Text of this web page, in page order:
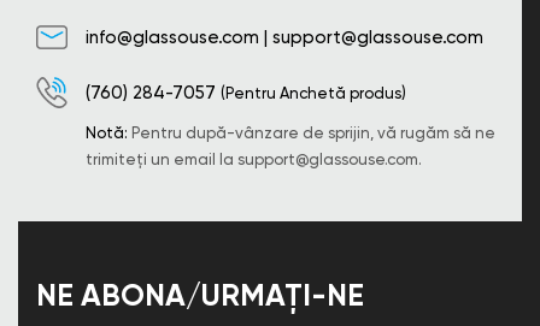
info@glassouse.com | support@glassouse.com
(760) 284-7057 (Pentru Anchetă produs)
Notă: Pentru după-vânzare de sprijin, vă rugăm să ne
trimiteți un email la support@glassouse.com.
NE ABONA/URMAȚI-NE